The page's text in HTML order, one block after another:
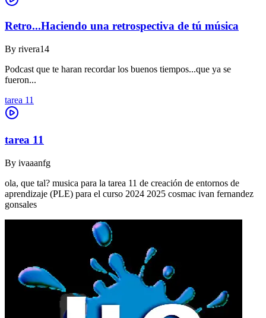
Retro...Haciendo una retrospectiva de tú música
By rivera14
Podcast que te haran recordar los buenos tiempos...que ya se
fueron...
tarea 11
tarea 11
By ivaaanfg
ola, que tal? musica para la tarea 11 de creación de entornos de
aprendizaje (PLE) para el curso 2024 2025 cosmac ivan fernandez
gonsales